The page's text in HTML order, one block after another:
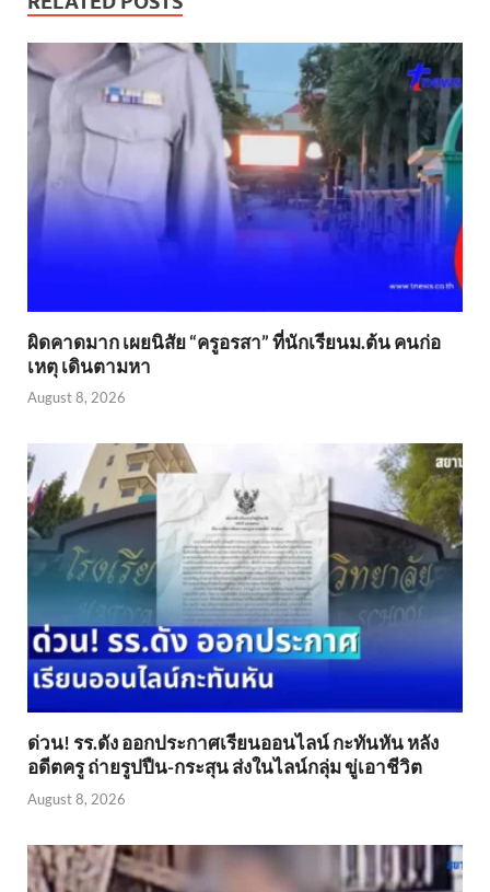
ผิดคาดมาก เผยนิสัย “ครูอรสา” ที่นักเรียนม.ต้น คนก่อ
เหตุ เดินตามหา
August 8, 2026
ด่วน! รร.ดัง ออกประกาศเรียนออนไลน์ กะทันหัน หลัง
อดีตครู ถ่ายรูปปืน-กระสุน ส่งในไลน์กลุ่ม ขู่เอาชีวิต
August 8, 2026